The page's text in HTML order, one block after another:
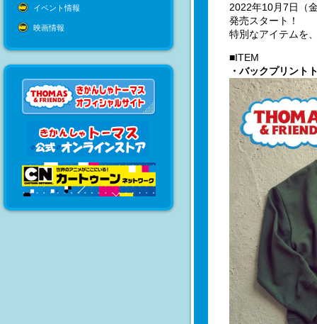
イベント情報
映画情報
2022年10月7日（
発売スタート！
特別なアイテムを
■ITEM
・バックプリント